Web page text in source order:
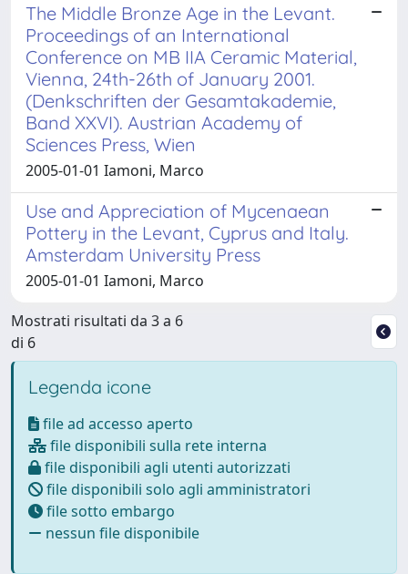
The Middle Bronze Age in the Levant.
Proceedings of an International
Conference on MB IIA Ceramic Material,
Vienna, 24th-26th of January 2001.
(Denkschriften der Gesamtakademie,
Band XXVI). Austrian Academy of
Sciences Press, Wien
2005-01-01 Iamoni, Marco
Use and Appreciation of Mycenaean
Pottery in the Levant, Cyprus and Italy.
Amsterdam University Press
2005-01-01 Iamoni, Marco
Mostrati risultati da 3 a 6
di 6
Legenda icone
file ad accesso aperto
file disponibili sulla rete interna
file disponibili agli utenti autorizzati
file disponibili solo agli amministratori
file sotto embargo
nessun file disponibile